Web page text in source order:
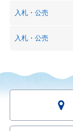
入札・公売
入札・公売